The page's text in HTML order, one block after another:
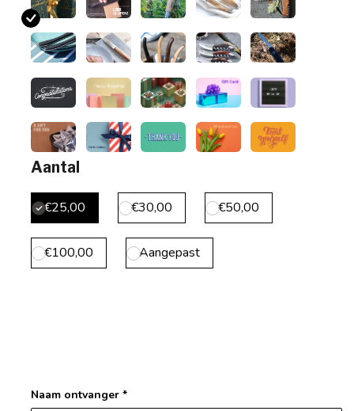
Aantal
€25,00 €30,00 €50,00
€100,00 Aangepast
Naam ontvanger *